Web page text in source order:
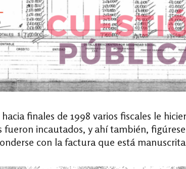
finales de 1998 varios fiscales le
fueron incautados, y ahí también,
con la factura que está